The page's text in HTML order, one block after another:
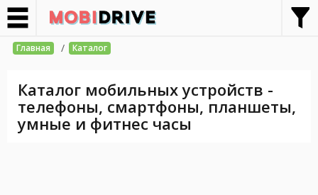
Главная / Каталог
Каталог мобильных устройств -
телефоны, смартфоны, планшеты,
умные и фитнес часы